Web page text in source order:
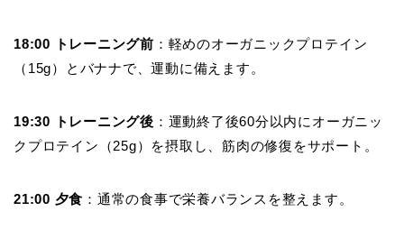
18:00 トレーニング前 ：軽めのオーガニックプロテイン
（15g）とバナナで、運動に備えます。
19:30 トレーニング後 ：運動終了後60分以内にオーガニッ
クプロテイン（25g）を摂取し、筋肉の修復をサポート。
21:00 夕食 ：通常の食事で栄養バランスを整えます。